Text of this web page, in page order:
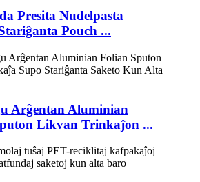
Presita Nudelpasta
Pouch ...
Arĝentan Aluminian
Likvan Trinkaĵon ...